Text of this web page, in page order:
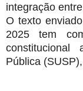
integração
O texto
2025 tem
Pública